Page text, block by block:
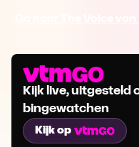
Kijk live, uitgesteld
bingewatchen
Kijk op